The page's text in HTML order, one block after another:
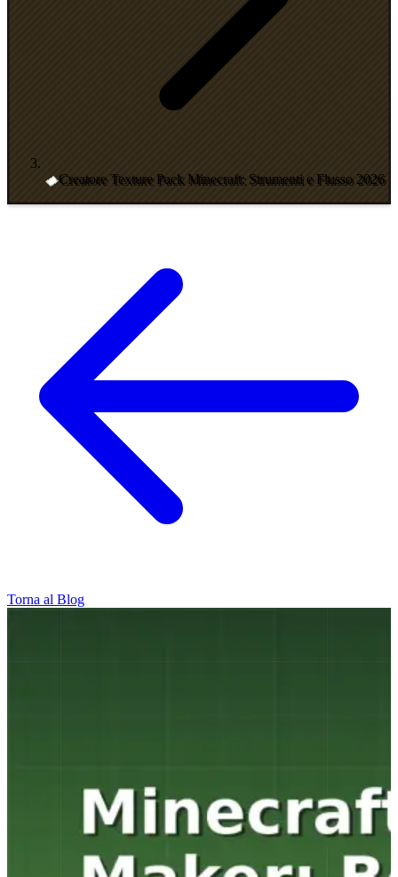
Creatore Texture Pack Minecraft: Strumenti e Flusso 2026
Torna al Blog